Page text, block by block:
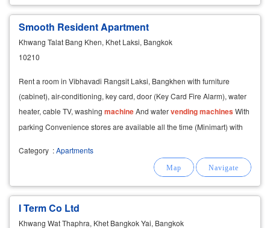
Smooth Resident Apartment
Khwang Talat Bang Khen, Khet Laksi, Bangkok
10210
Rent a room in Vibhavadi Rangsit Laksi, Bangkhen with furniture
(cabinet), air-conditioning, key card, door (Key Card Fire Alarm), water
heater, cable TV, washing machineAnd watervendingmachinesWith
parking Convenience stores are available all the time (Minimart) with
Category :Apartments
I Term Co Ltd
Khwang Wat Thaphra, Khet Bangkok Yai, Bangkok